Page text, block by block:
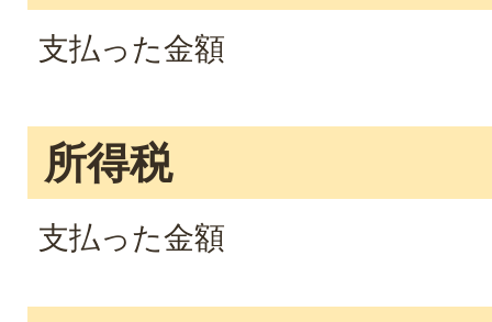
支払った金額
所得税
支払った金額